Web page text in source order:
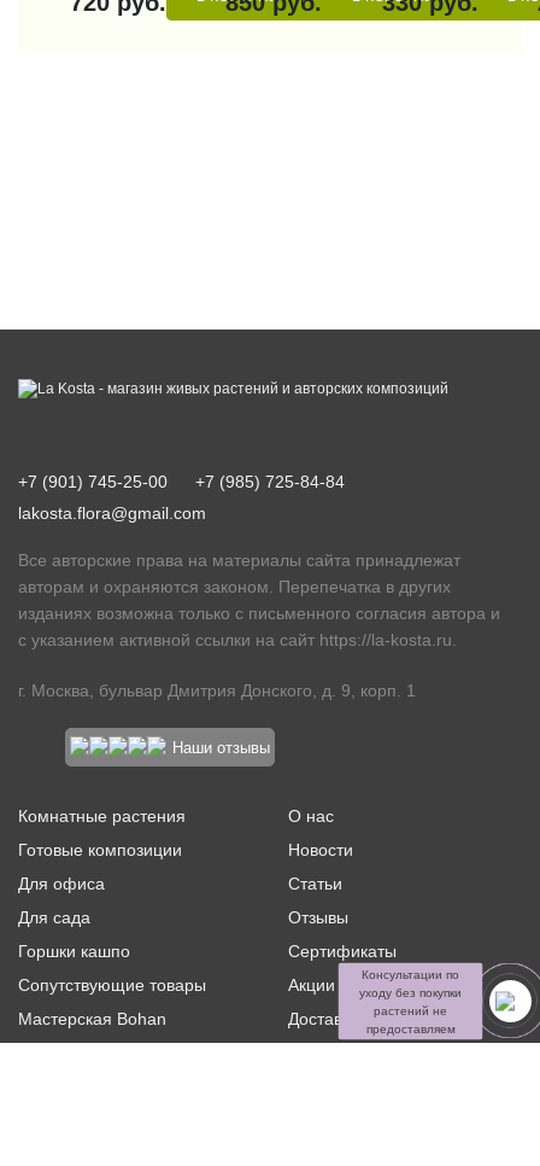
+7 (901) 745-25-00
+7 (985) 725-84-84
lakosta.flora@gmail.com
Все авторские права на материалы сайта принадлежат
авторам и охраняются законом. Перепечатка в других
изданиях возможна только с письменного согласия автора и
с указанием активной ссылки на сайт https://la-kosta.ru
г. Москва, бульвар Дмитрия Донского, д. 9, корп. 1
Наши отзывы
Комнатные растения
Готовые композиции
Для офиса
Для сада
Горшки кашпо
Сопутствующие товары
Мастерская Bohan
О нас
Новости
Статьи
Отзывы
Сертификаты
Акции и скидки
Доставка и оплата
Консультации по
уходу без покупки
растений не
предоставляем